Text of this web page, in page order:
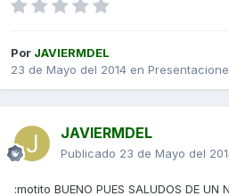
Por JAVIERMDEL
23 de Mayo del 2014 en
JAVIERMDEL
Publicado 23 de Mayo del
:motito BUENO PUES SALUDOS DE UN